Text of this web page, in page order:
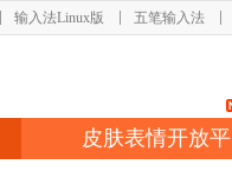
输入法Linux版 五笔输入法
皮肤表情开放